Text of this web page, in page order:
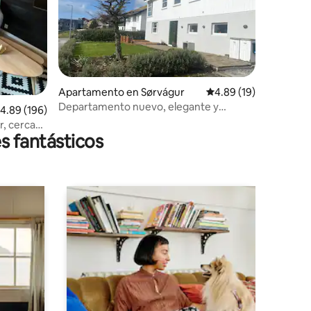
promedio: 4.89 de 5, 196 reseñas
4.89 (196)
cerca
Apartamento en Sørvágur Calificación
4.89 (19)
Departamento nuevo, elegante y
fantásticos